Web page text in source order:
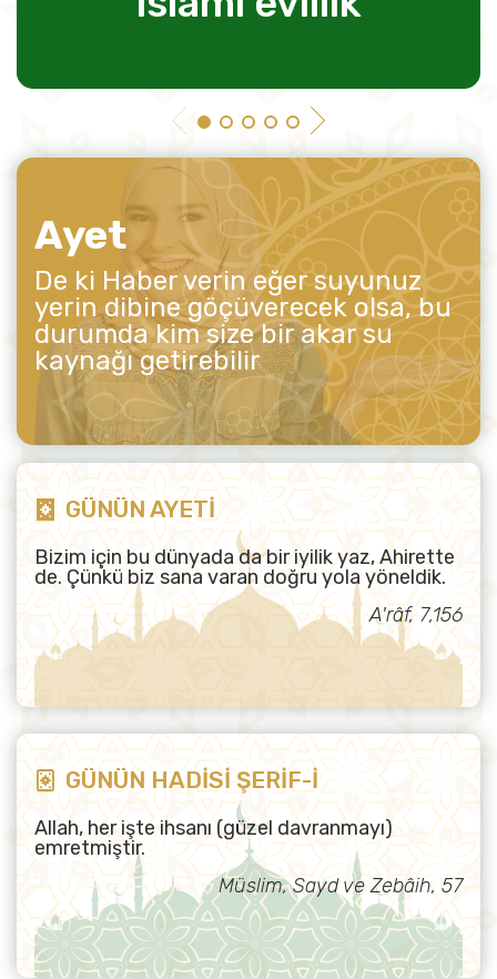
Ayet
De ki Haber verin eğer suyunuz
yerin dibine göçüverecek olsa, bu
durumda kim size bir akar su
kaynağı getirebilir
GÜNÜN AYETİ
Bizim için bu dünyada da bir iyilik yaz, Ahirette
de. Çünkü biz sana varan doğru yola yöneldik.
A'râf, 7,156
GÜNÜN HADİSİ ŞERİF-İ
Allah, her işte ihsanı (güzel davranmayı)
emretmiştir.
Müslim, Sayd ve Zebâih, 57